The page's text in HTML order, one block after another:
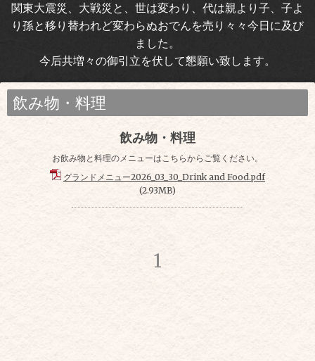
関東大震災、大戦災と、世は変わり、代は親より子、子よ
り孫と移り替われど変わらぬおでんを売り々々今日に及び
ました。
今后共増々の御引立を伏して懇願い致します。
飲み物・料理
飲み物・料理
お飲み物と料理のメニューはこちらからご覧ください。
グランドメニュー2026_03_30_Drink and Food.pdf
(2.93MB)
1